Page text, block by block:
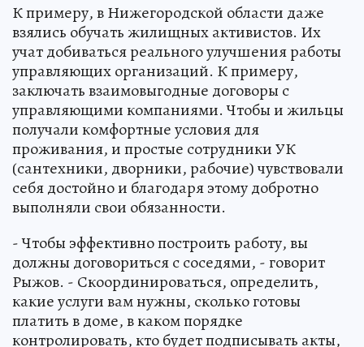
К примеру, в Нижегородской области даже
взялись обучать жилищных активистов. Их
учат добиваться реального улучшения работы
управляющих организаций. К примеру,
заключать взаимовыгодные договоры с
управляющими компаниями. Чтобы и жильцы
получали комфортные условия для
проживания, и простые сотрудники УК
(сантехники, дворники, рабочие) чувствовали
себя достойно и благодаря этому добротно
выполняли свои обязанности.
- Чтобы эффективно построить работу, вы
должны договориться с соседями, - говорит
Рыжов. - Скоординироваться, определить,
какие услуги вам нужны, сколько готовы
платить в доме, в каком порядке
контролировать, кто будет подписывать акты,